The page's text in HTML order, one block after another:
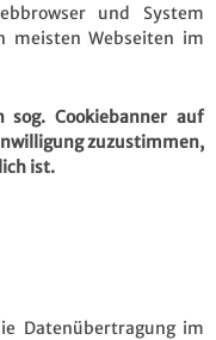
und System
meisten Webseiten im
Cookiebanner auf
zuzustimmen,
ist.
Datenübertragung im